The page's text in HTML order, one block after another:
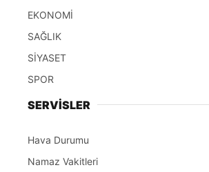
EKONOMİ
SAĞLIK
SİYASET
SPOR
SERVİSLER
Hava Durumu
Namaz Vakitleri